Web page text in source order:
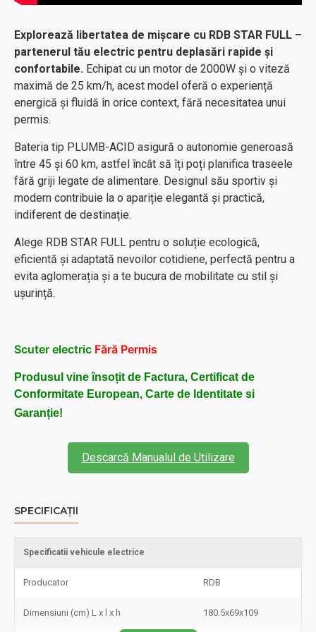
Explorează libertatea de mișcare cu RDB STAR FULL –
partenerul tău electric pentru deplasări rapide și
confortabile. Echipat cu un motor de 2000W și o viteză
maximă de 25 km/h, acest model oferă o experiență
energică și fluidă în orice context, fără necesitatea unui
permis.
Bateria tip PLUMB-ACID asigură o autonomie generoasă
între 45 și 60 km, astfel încât să îți poți planifica traseele
fără griji legate de alimentare. Designul său sportiv și
modern contribuie la o apariție elegantă și practică,
indiferent de destinație.
Alege RDB STAR FULL pentru o soluție ecologică,
eficientă și adaptată nevoilor cotidiene, perfectă pentru a
evita aglomerația și a te bucura de mobilitate cu stil și
ușurință.
Scuter electric Fără Permis
Produsul vine însoțit de Factura, Certificat de
Conformitate European, Carte de Identitate si
Garanție!
Descarcă Manualul de Utilizare
SPECIFICAȚII
Specificatii vehicule electrice
Producator RDB
Dimensiuni (cm) L x l x h 180.5x69x109